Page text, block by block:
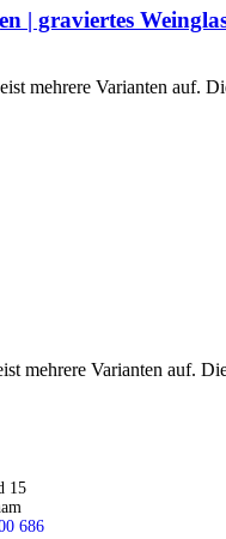
| graviertes
mehrere Varianten auf.
mehrere Varianten auf.
15
686